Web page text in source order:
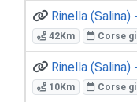
Rinella (Salina)
42Km Corse
Rinella (Salina)
10Km Corse